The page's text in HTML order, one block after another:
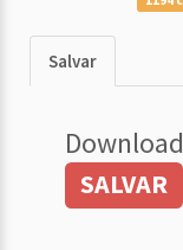
Salvar
SALVAR